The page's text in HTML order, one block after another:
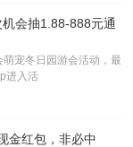
会抽1.88-888元通
宠冬日园游会活动，最
进入活
金红包，非必中